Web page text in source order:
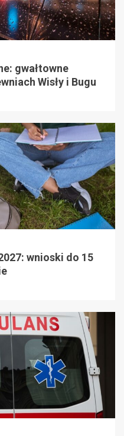
gwałtowne
Wisły i Bugu
wnioski do 15